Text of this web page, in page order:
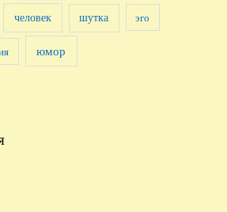
человек шутка эго
юмор